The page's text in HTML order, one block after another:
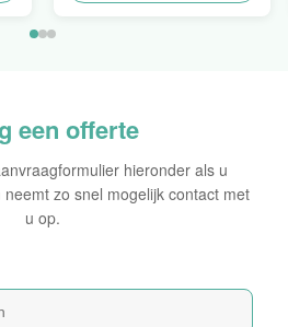
Hologramsticker Logo
een offerte
hieronder als u
zo snel mogelijk contact met
u op.